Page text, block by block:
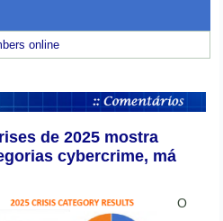
online
de 2025 mostra
cybercrime, má
O